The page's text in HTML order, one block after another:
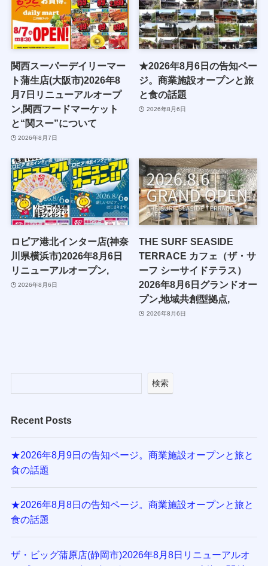
関西スーパーデイリーマー
ト蒲生店(大阪市)2026年8
月7日リニューアルオープ
ン,関西フードマーケット
と“関スー”について
2026年8月7日
★2026年8月6日の告知ペー
ジ。商業施設オープンと旅
と食の話題
2026年8月6日
ロピア港北インター店(神奈
川県横浜市)2026年8月6日
リニューアルオープン,
2026年8月6日
THE SURF SEASIDE
TERRACE カフェ（ザ・サ
ーフ シーサイドテラス）
2026年8月6日グランドオー
プン,地域共創型拠点,
2026年8月6日
検索
Recent Posts
★2026年8月9日の告知ページ。商業施設オープンと旅と
食の話題
★2026年8月8日の告知ページ。商業施設オープンと旅と
食の話題
ザ・ビッグ蒲原店(静岡市)2026年8月8日リニューアルオ